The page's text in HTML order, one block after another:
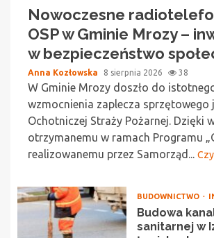
Nowoczesne
OSP w Gminie Mrozy –
w bezpieczeństwo
Anna Kozłowska 8 sierpnia 2026 38
W Gminie Mrozy doszło do
wzmocnienia zaplecza sprzętowego
Ochotniczej Straży Pożarnej. Dzięki
otrzymanemu w ramach Programu
realizowanemu przez Samorząd...
BUDOWNICTWO
Budowa
sanitarnej w